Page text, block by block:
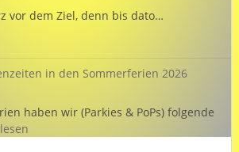
vor dem Ziel, denn bis dato…
in den Sommerferien 2026
haben wir (Parkies & PoPs) folgende